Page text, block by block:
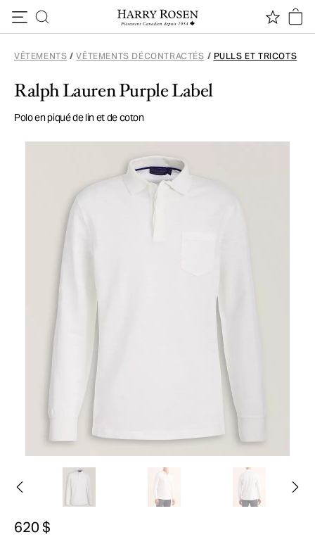
VÊTEMENTS / VÊTEMENTS DÉCONTRACTÉS / PULLS ET TRICOTS
Ralph Lauren Purple Label
Polo en piqué de lin et de coton
620 $